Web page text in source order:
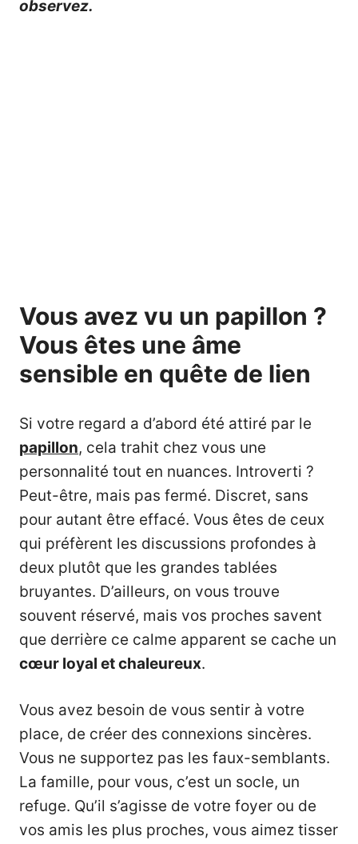
observez.
Vous avez vu un papillon ?
Vous êtes une âme
sensible en quête de lien
Si votre regard a d’abord été attiré par le
papillon, cela trahit chez vous une
personnalité tout en nuances. Introverti ?
Peut-être, mais pas fermé. Discret, sans
pour autant être effacé. Vous êtes de ceux
qui préfèrent les discussions profondes à
deux plutôt que les grandes tablées
bruyantes. D’ailleurs, on vous trouve
souvent réservé, mais vos proches savent
que derrière ce calme apparent se cache un
cœur loyal et chaleureux.
Vous avez besoin de vous sentir à votre
place, de créer des connexions sincères.
Vous ne supportez pas les faux-semblants.
La famille, pour vous, c’est un socle, un
refuge. Qu’il s’agisse de votre foyer ou de
vos amis les plus proches, vous aimez tisser